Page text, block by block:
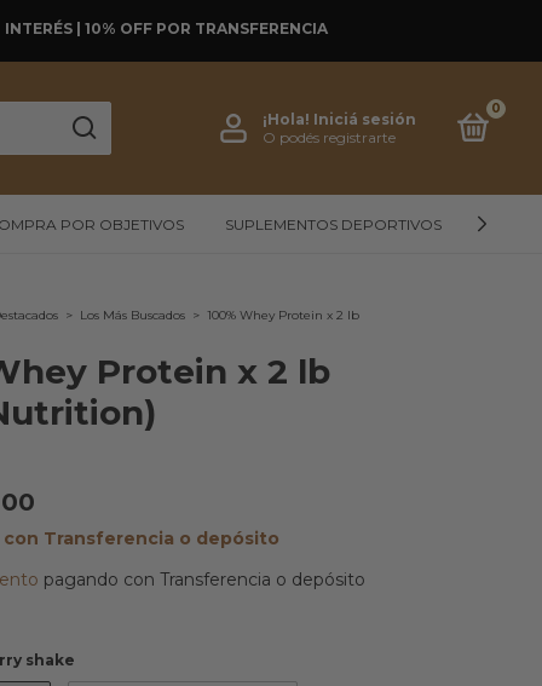
| 10% OFF POR TRANSFERENCIA
¡Hola! Iniciá sesión
O podés registrarte
0
POR OBJETIVOS SUPLEMENTOS DEPORTIVOS
> Los Más Buscados > 100% Whey Protein x 2 lb
Protein x 2 lb
con Transferencia o depósito
pagando con Transferencia o depósito
shake